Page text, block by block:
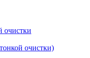
очистки
очистки)